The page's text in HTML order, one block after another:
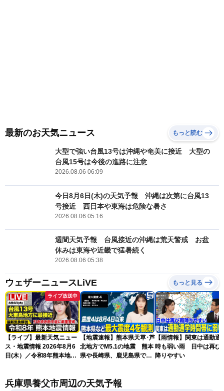
最新のお天気ニュース もっと読む
大型で強い台風13号は沖縄や奄美に接近 大型の
台風15号は今後の進路に注意
2026.08.06 06:09
今日8月6日(木)の天気予報 沖縄は次第に台風13
号接近 西日本や東海は危険な暑さ
2026.08.06 05:16
週間天気予報 台風接近の沖縄は荒天警戒 お盆
休みは東海や近畿で猛暑続く
2026.08.06 05:38
ウェザーニュースLiVE もっと見る
ライブ放送中
【ライブ】最新天気ニュー
ス・地震情報 2026年8月6
日(木）／令和8年熊本地震
戒 〈ウェザーニュースLiVE
【地震速報】熊本県天草･芦
北地方でM5.1の地震 熊本
県や長崎県、鹿児島県で震
【雨情報】関東は通勤通
時も弱い雨 日中は再び
降りやすい
兵庫県養父市周辺の天気予報